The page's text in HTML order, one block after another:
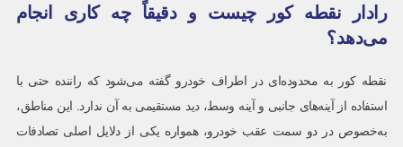
رادار نقطه کور چیست و دقیقاً چه کاری انجام
می‌دهد؟
نقطه کور به محدوده‌ای در اطراف خودرو گفته می‌شود که راننده حتی با
استفاده از آینه‌های جانبی و آینه وسط، دید مستقیمی به آن ندارد. این مناطق،
به‌خصوص در دو سمت عقب خودرو، همواره یکی از دلایل اصلی تصادفات